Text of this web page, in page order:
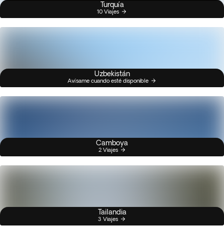
Turquía
10 Viajes
Uzbekistán
Avísame cuando esté disponible
Camboya
2 Viajes
Tailandia
3 Viajes